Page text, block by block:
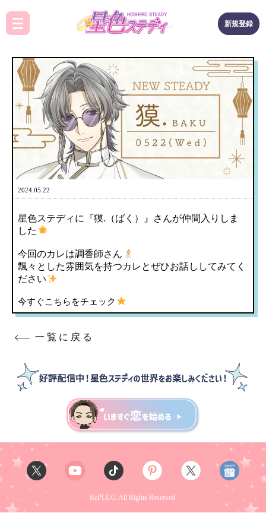
新規登録
2024.05.22
星色ステディに『獏.（ばく）』さんが仲間入りしま
した
今回のカレは調香師さん
飄々とした雰囲気を持つカレとぜひお話ししてみてく
ださい
今すぐこちらをチェック
一覧に戻る
RePLUG.All Rights Reserved.